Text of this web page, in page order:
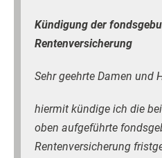
Kündigung der
Rentenversicherung
Sehr geehrte Damen und
hiermit kündige ich die
oben aufgeführte
Rentenversicherung